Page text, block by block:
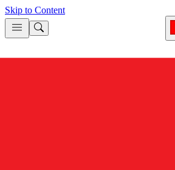
Skip to Content